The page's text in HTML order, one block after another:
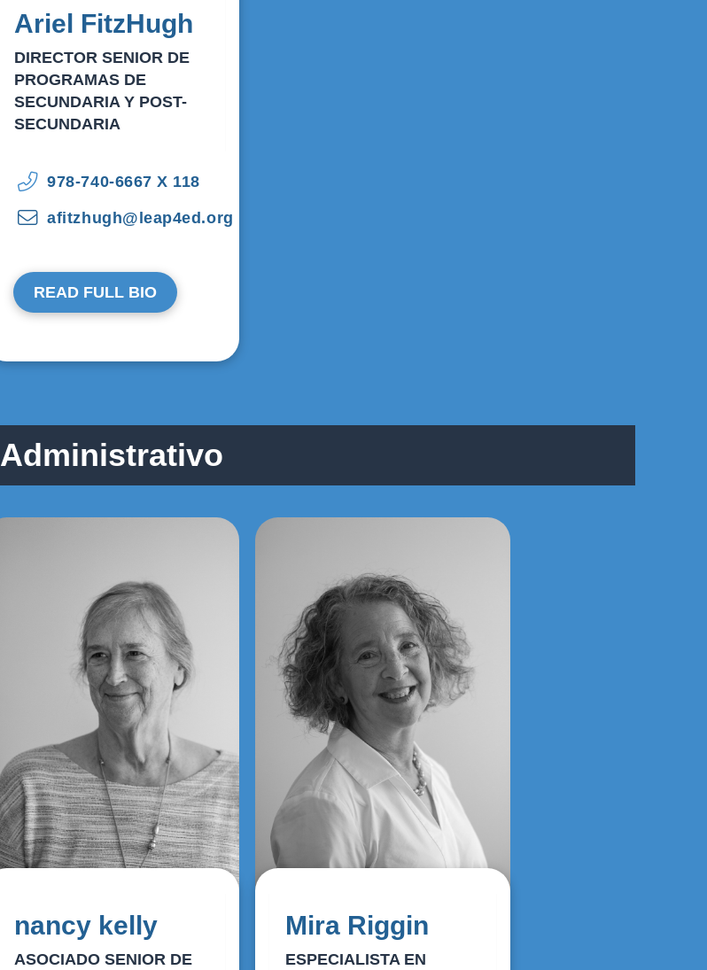
Ariel FitzHugh
DIRECTOR SENIOR DE
PROGRAMAS DE
SECUNDARIA Y POST-
SECUNDARIA
978-740-6667 X 118
afitzhugh@leap4ed.org
READ FULL BIO
Administrativo
nancy kelly
ASOCIADO SENIOR DE
Mira Riggin
ESPECIALISTA EN